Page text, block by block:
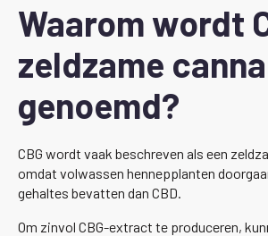
Waarom wordt
zeldzame
genoemd?
CBG wordt vaak beschreven als een
omdat volwassen hennepplanten
gehaltes bevatten dan CBD.
Om zinvol CBG-extract te produceren,